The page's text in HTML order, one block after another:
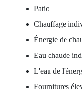
Patio
Chauffage
Énergie de
Eau chaude
L'eau de
Fournitures